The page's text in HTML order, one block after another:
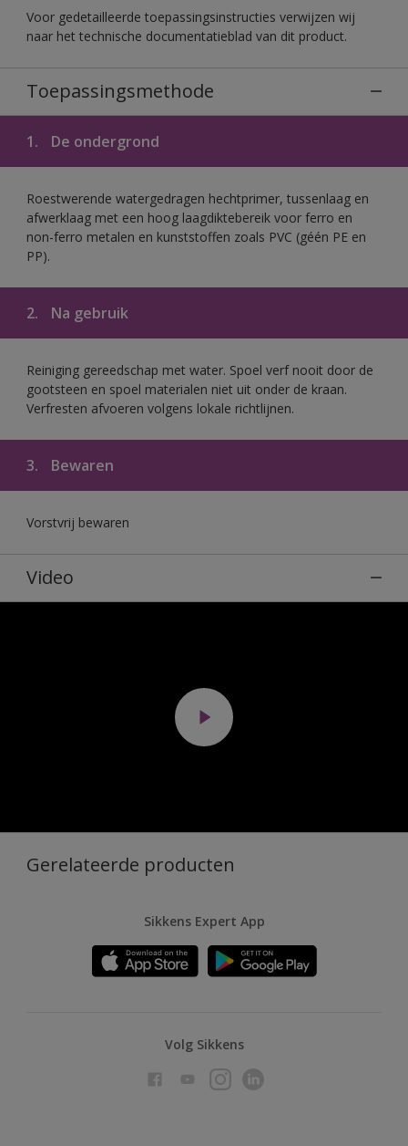
Voor gedetailleerde toepassingsinstructies verwijzen wij
naar het technische documentatieblad van dit product.
Toepassingsmethode
1. De ondergrond
Roestwerende watergedragen hechtprimer, tussenlaag en
afwerklaag met een hoog laagdiktebereik voor ferro en
non-ferro metalen en kunststoffen zoals PVC (géén PE en
PP).
2. Na gebruik
Reiniging gereedschap met water. Spoel verf nooit door de
gootsteen en spoel materialen niet uit onder de kraan.
Verfresten afvoeren volgens lokale richtlijnen.
3. Bewaren
Vorstvrij bewaren
Video
Gerelateerde producten
Sikkens Expert App
Volg Sikkens